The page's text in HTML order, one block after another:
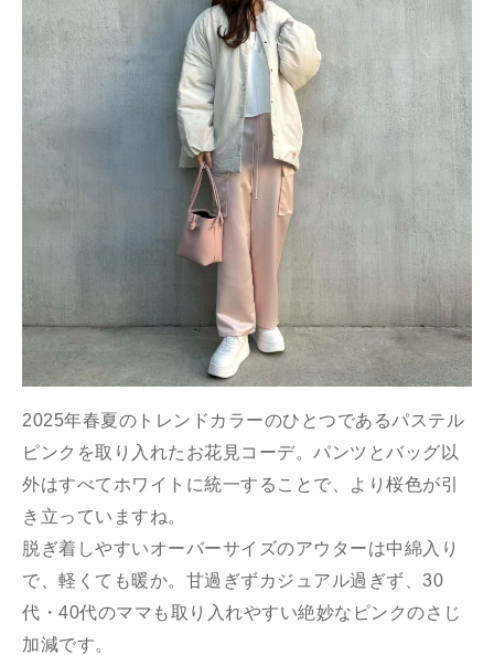
2025年春夏のトレンドカラーのひとつであるパステル
ピンクを取り入れたお花見コーデ。パンツとバッグ以
外はすべてホワイトに統一することで、より桜色が引
き立っていますね。
脱ぎ着しやすいオーバーサイズのアウターは中綿入り
で、軽くても暖か。甘過ぎずカジュアル過ぎず、30
代・40代のママも取り入れやすい絶妙なピンクのさじ
加減です。